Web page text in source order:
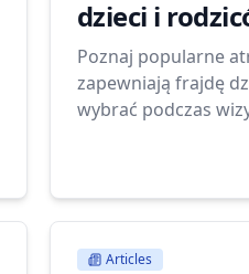
dzieci i
Poznaj popularne
zapewniają frajdę
wybrać podczas
Articles